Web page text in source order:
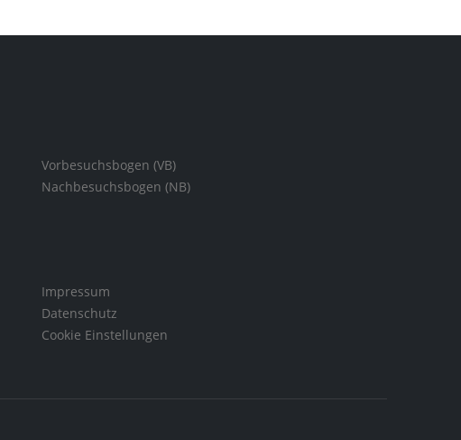
Vorbesuchsbogen (VB)
Nachbesuchsbogen (NB)
Impressum
Datenschutz
Cookie Einstellungen